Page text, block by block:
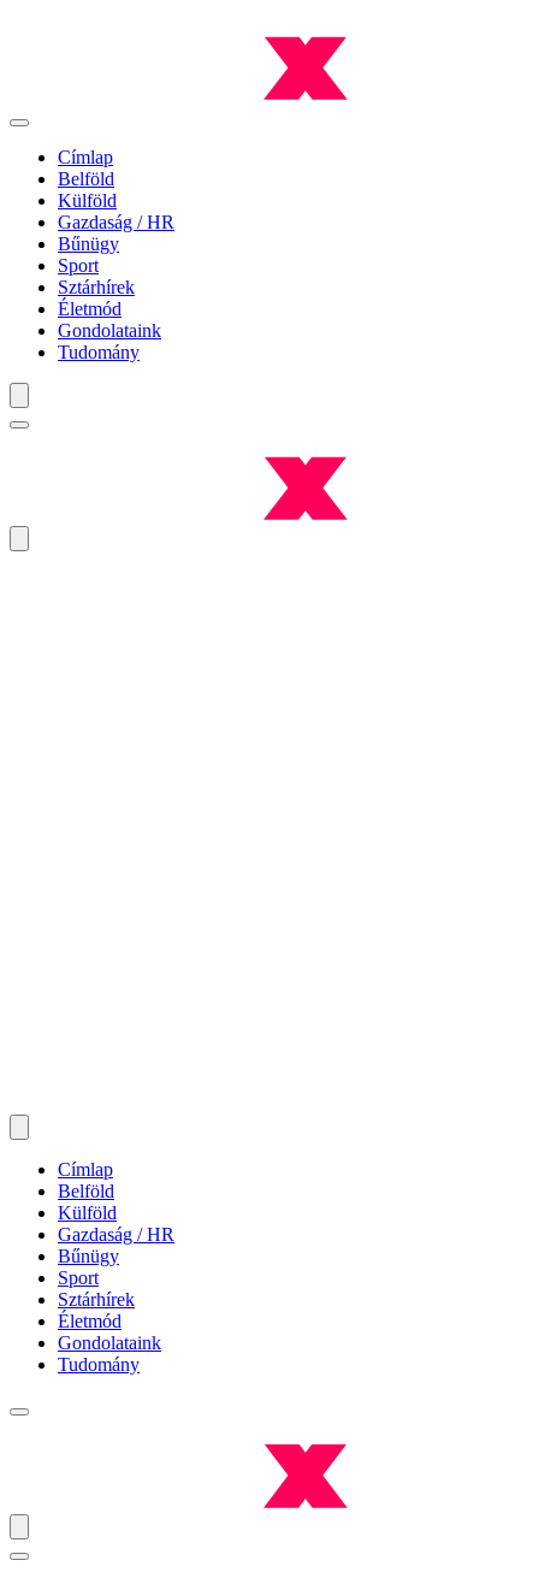
Címlap
Belföld
Külföld
Gazdaság / HR
Bűnügy
Sport
Sztárhírek
Életmód
Gondolataink
Tudomány
Címlap
Belföld
Külföld
Gazdaság / HR
Bűnügy
Sport
Sztárhírek
Életmód
Gondolataink
Tudomány